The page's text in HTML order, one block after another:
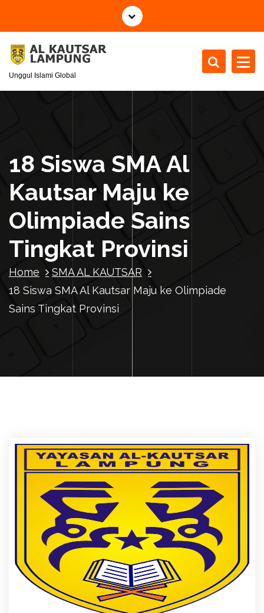
i
c
Unggul Islami Global
18 Siswa SMA Al
Kautsar Maju ke
Olimpiade Sains
Tingkat Provinsi
Home
SMA AL KAUTSAR
18 Siswa SMA Al Kautsar Maju ke Olimpiade
Sains Tingkat Provinsi